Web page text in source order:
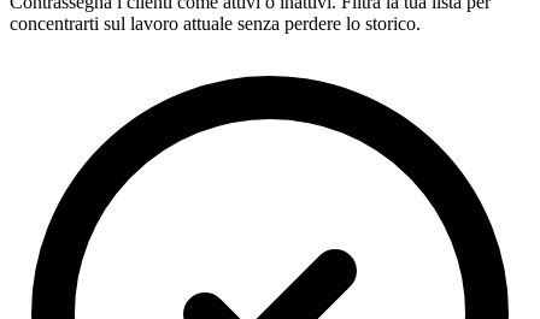
concentrarti sul lavoro attuale senza perdere lo storico.